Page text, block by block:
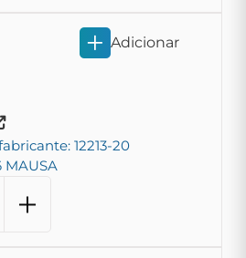
12213-20
MAUSA
Adicionar